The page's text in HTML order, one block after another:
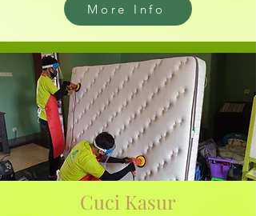
More Info
Cuci Kasur